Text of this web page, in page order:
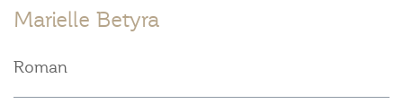
Marielle Betyra
Roman